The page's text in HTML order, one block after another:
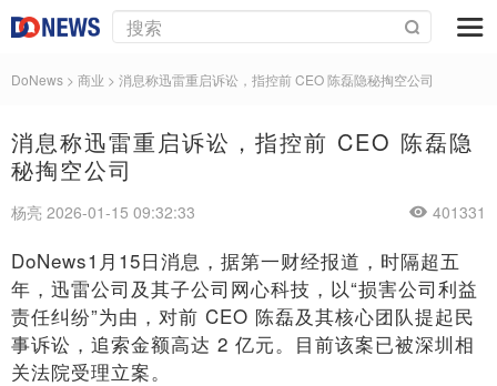
DoNews > 商业 > 消息称迅雷重启诉讼，指控前 CEO 陈磊隐秘掏空公司
消息称迅雷重启诉讼，指控前 CEO 陈磊隐
秘掏空公司
杨亮 2026-01-15 09:32:33 401331
DoNews1月15日消息，据第一财经报道，时隔超五
年，迅雷公司及其子公司网心科技，以“损害公司利益
责任纠纷”为由，对前 CEO 陈磊及其核心团队提起民
事诉讼，追索金额高达 2 亿元。目前该案已被深圳相
关法院受理立案。